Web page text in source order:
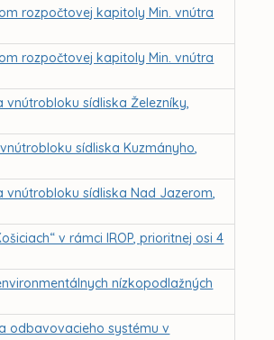
rozpočtovej kapitoly Min. vnútra
rozpočtovej kapitoly Min. vnútra
vnútrobloku sídliska Železníky,
sídliska Kuzmányho,
vnútrobloku sídliska Nad Jazerom,
v rámci IROP, prioritnej osi 4
nízkopodlažných
odbavovacieho systému v